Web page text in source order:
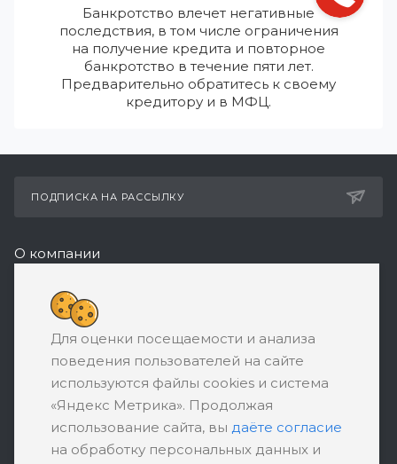
Банкротство влечет негативные
последствия, в том числе ограничения
на получение кредита и повторное
банкротство в течение пяти лет.
Предварительно обратитесь к своему
кредитору и в МФЦ.
ПОДПИСКА НА РАССЫЛКУ
О компании
Реквизиты
+7 (495) 532-05-11
ЗАКАЗАТЬ ЗВОНОК
support@ratingbankrotstva.ru
111398, Москва, ул. Плеханова, д. 30,
абонентский ящик №5
Для оценки посещаемости и анализа
поведения пользователей на сайте
используются файлы cookies и система
«Яндекс Метрика». Продолжая
использование сайта, вы даёте согласие
на обработку персональных данных и